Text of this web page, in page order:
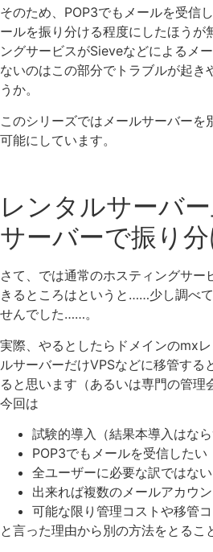
そのため、POP3でもメールを受信
ールを振り分ける程度にしたほうが
ングサービスがSieveなどによるメ
ないのはこの部分でトラブルが起き
うか。
このシリーズではメールサーバーを
可能にしています。
レンタルサーバ
サーバーで振り
さて、では通常のホスティングサ
きるところはというと……少し調べ
せんでした……。
実際、やるとしたらドメインのmx
ルサーバーだけVPSなどに移管する
ると思います（あるいは専門の管理
今回は
試験的導入（結果本導入はな
POP3でもメールを受信したい
全ユーザーに必要な訳ではない
出来れば複数のメールアカウ
可能な限り管理コストや移管
と言った理由から別の方法をとるこ